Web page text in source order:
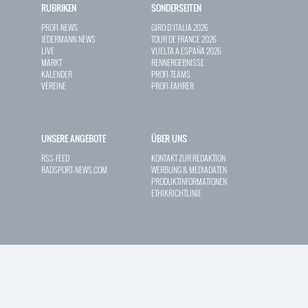
RUBRIKEN
PROFI-NEWS
JEDERMANN-NEWS
LIVE
MARKT
KALENDER
VEREINE
SONDERSEITEN
GIRO D`ITALIA 2026
TOUR DE FRANCE 2026
VUELTA A ESPAÑA 2026
RENNERGEBNISSE
PROFI-TEAMS
PROFI-FAHRER
UNSERE ANGEBOTE
RSS-FEED
RADSPORT-NEWS.COM
ÜBER UNS
KONTAKT ZUR REDAKTION
WERBUNG & MEDIADATEN
PRODUKTINFORMATIONEN
ETHIKRICHTLINIE